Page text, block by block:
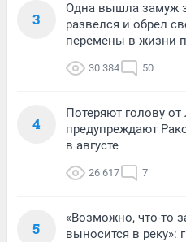
3
Одна вышла замуж
развелся и обрел
перемены в жизни
30 384 50
4
Потеряют голову
предупреждают
в августе
26 617 7
5
«Возможно, что-то
выносится в реку»: